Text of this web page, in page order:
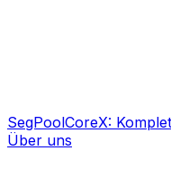
SegPoolCoreX:
Über uns